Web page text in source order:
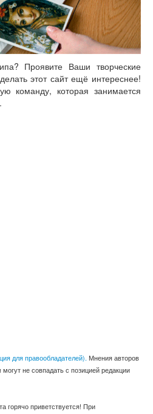
Проявите Ваши творческие
этот сайт ещё интереснее!
команду, которая занимается
для правообладателей). Мнения авторов
не совпадать с позицией редакции
горячо приветствуется! При